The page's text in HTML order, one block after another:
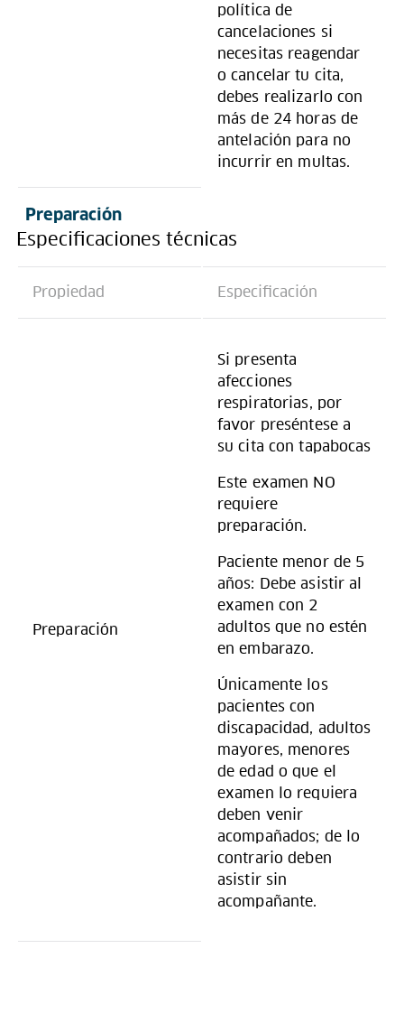
política de
cancelaciones si
necesitas reagendar
o cancelar tu cita,
debes realizarlo con
más de 24 horas de
antelación para no
incurrir en multas.
Preparación
Especificaciones técnicas
Propiedad Especificación
Preparación
Si presenta
afecciones
respiratorias, por
favor preséntese a
su cita con tapabocas
Este examen NO
requiere
preparación.
Paciente menor de 5
años: Debe asistir al
examen con 2
adultos que no estén
en embarazo.
Únicamente los
pacientes con
discapacidad, adultos
mayores, menores
de edad o que el
examen lo requiera
deben venir
acompañados; de lo
contrario deben
asistir sin
acompañante.